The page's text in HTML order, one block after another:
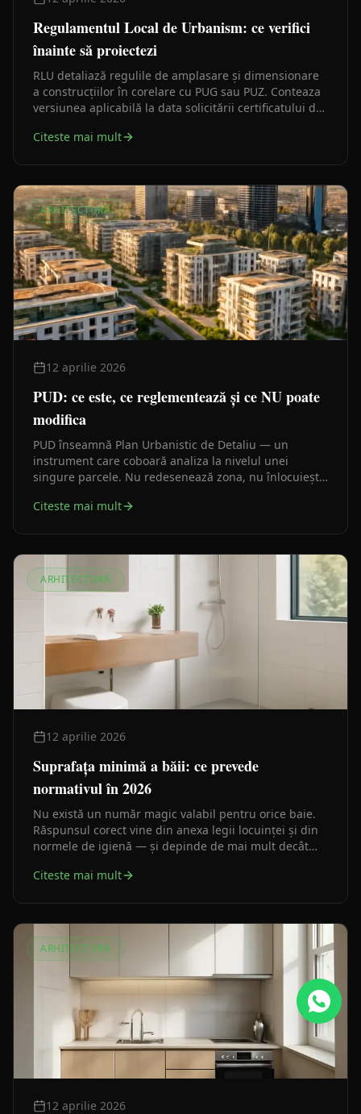
Regulamentul Local de Urbanism: ce verifici
înainte să proiectezi
RLU detaliază regulile de amplasare și dimensionare
a construcțiilor în corelare cu PUG sau PUZ. Conteaza
versiunea aplicabilă la data solicitării certificatului de
vechi.
Citeste mai mult
ARHITECTURĂ
12 aprilie 2026
PUD: ce este, ce reglementează și ce NU poate
modifica
PUD înseamnă Plan Urbanistic de Detaliu — un
instrument care coboară analiza la nivelul unei
singure parcele. Nu redesenează zona, nu înlocuiește
superior.
Citeste mai mult
ARHITECTURĂ
12 aprilie 2026
Suprafața minimă a băii: ce prevede
normativul în 2026
Nu există un număr magic valabil pentru orice baie.
Răspunsul corect vine din anexa legii locuinței și din
normele de igienă — și depinde de mai mult decât
Citeste mai mult
ARHITECTURĂ
12 aprilie 2026